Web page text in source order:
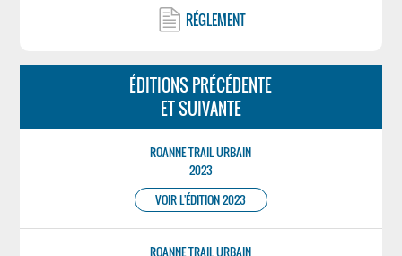
RÉGLEMENT
ÉDITIONS PRÉCÉDENTE
ET SUIVANTE
ROANNE TRAIL URBAIN
2023
VOIR L'ÉDITION 2023
ROANNE TRAIL URBAIN